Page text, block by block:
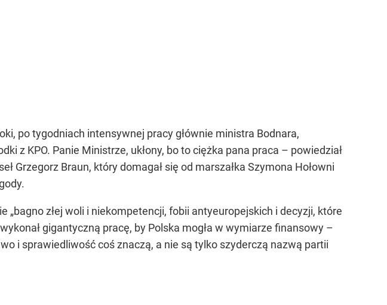
po tygodniach intensywnej pracy głównie ministra Bodnara,
z KPO. Panie Ministrze, ukłony, bo to ciężka pana praca – powiedział
Grzegorz Braun, który domagał się od marszałka Szymona Hołowni
„bagno złej woli i niekompetencji, fobii antyeuropejskich i decyzji, które
gigantyczną pracę, by Polska mogła w wymiarze finansowy –
i sprawiedliwość coś znaczą, a nie są tylko szyderczą nazwą partii